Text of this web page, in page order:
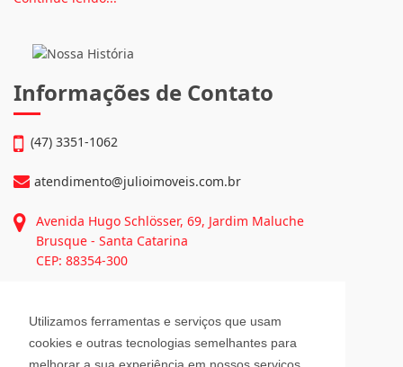
Utilizamos ferramentas e serviços que usam
cookies e outras tecnologias semelhantes para
Negócios: • Julio Imóveis Vendas • Julio Imóveis Alugueis • Fex
Continue lendo...
Informações de Contato
(47) 3351-1062
Avenida Hugo Schlösser, 69, Jardim Maluche
CEP: 88354-300